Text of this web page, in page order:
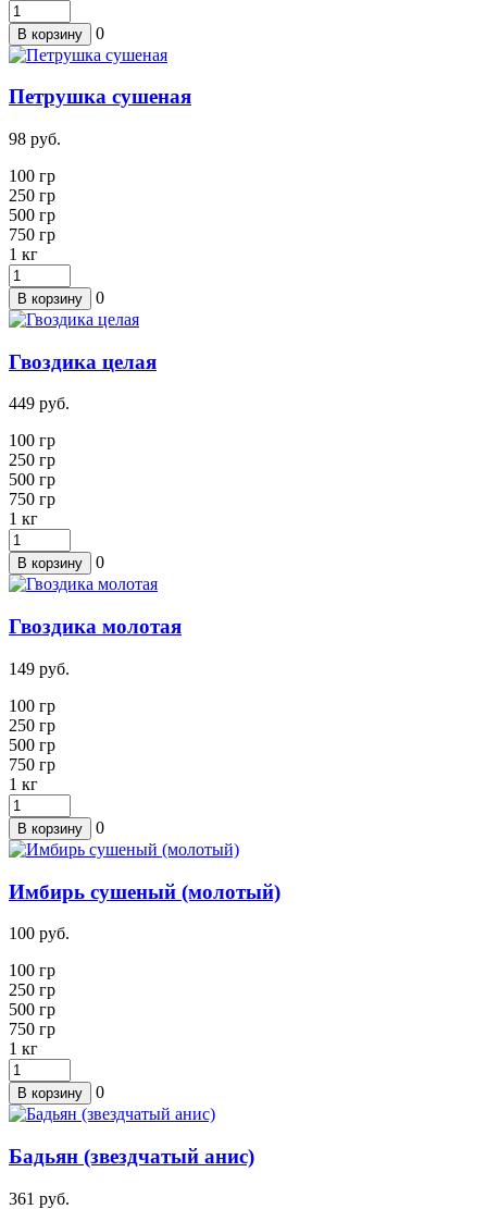
В корзину 0
Петрушка сушеная
98 руб.
100 гр
250 гр
500 гр
750 гр
1 кг
В корзину 0
Гвоздика целая
449 руб.
100 гр
250 гр
500 гр
750 гр
1 кг
В корзину 0
Гвоздика молотая
149 руб.
100 гр
250 гр
500 гр
750 гр
1 кг
В корзину 0
Имбирь сушеный (молотый)
100 руб.
100 гр
250 гр
500 гр
750 гр
1 кг
В корзину 0
Бадьян (звездчатый анис)
361 руб.